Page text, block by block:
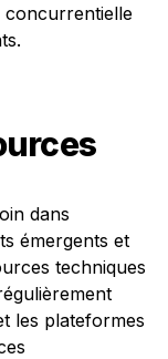
concurrentielle
dans
émergents et
techniques
les plateformes